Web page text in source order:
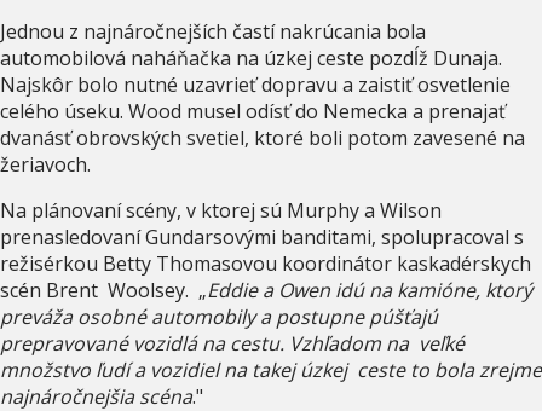
Jednou z najnáročnejších častí nakrúcania bola
automobilová naháňačka na úzkej ceste pozdĺž Dunaja.
Najskôr bolo nutné uzavrieť dopravu a zaistiť osvetlenie
celého úseku. Wood musel odísť do Nemecka a prenajať
dvanásť obrovských svetiel, ktoré boli potom zavesené na
žeriavoch.
Na plánovaní scény, v ktorej sú Murphy a Wilson
prenasledovaní Gundarsovými banditami, spolupracoval s
režisérkou Betty Thomasovou koordinátor kaskadérskych
scén Brent Woolsey. „Eddie a Owen idú na kamióne, ktorý
preváža osobné automobily a postupne púšťajú
prepravované vozidlá na cestu. Vzhľadom na veľké
množstvo ľudí a vozidiel na takej úzkej ceste to bola zrejme
najnáročnejšia scéna."